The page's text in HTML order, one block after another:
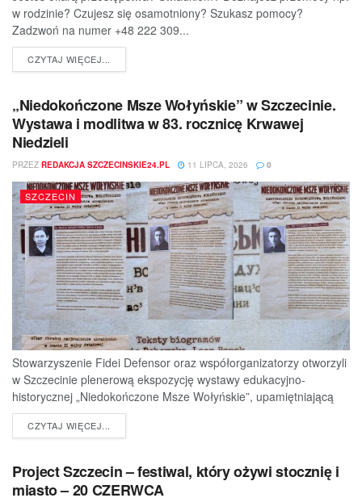
w rodzinie? Czujesz się osamotniony? Szukasz pomocy?
Zadzwoń na numer +48 222 309...
CZYTAJ WIĘCEJ...
„Niedokończone Msze Wołyńskie” w Szczecinie.
Wystawa i modlitwa w 83. rocznicę Krwawej
Niedzieli
PRZEZ REDAKCJA SZCZECINSKIE24.PL 11 LIPCA, 2026 0
SZCZECIN
Stowarzyszenie Fidei Defensor oraz współorganizatorzy otworzyli
w Szczecinie plenerową ekspozycję wystawy edukacyjno-
historycznej „Niedokończone Msze Wołyńskie”, upamiętniającą
ofiary jednej z najtragiczniejszych...
CZYTAJ WIĘCEJ...
Project Szczecin – festiwal, który ożywi stocznię i
miasto – 20 CZERWCA